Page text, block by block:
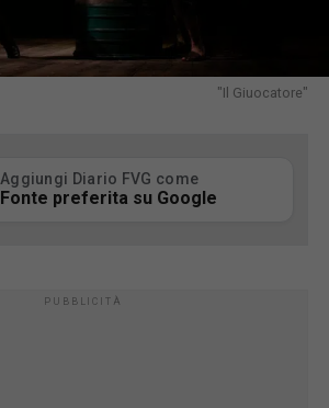
"Il Giuocatore"
Aggiungi Diario FVG come
Fonte preferita su Google